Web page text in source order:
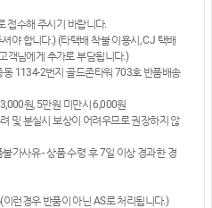
접수해 주시기 바랍니다.
야 합니다.) (타택배 착불 이용시, CJ 택배
객님에게 추가로 부담됩니다.)
동 1134-2번지 골드존타워 703호 반품배송
원, 5만원 미만시 6,000원
및 분실시 보상이 어려우므로 권장하지 않
가사유 - 상품 수령 후 7일 이상 경과한 경
런경우 반품이 아닌 AS로 처리됩니다.)